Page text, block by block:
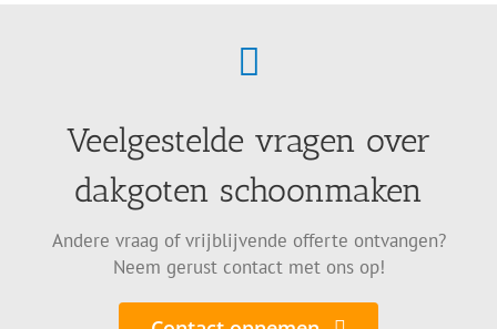
Veelgestelde vragen over
dakgoten schoonmaken
Andere vraag of vrijblijvende offerte ontvangen?
Neem gerust contact met ons op!